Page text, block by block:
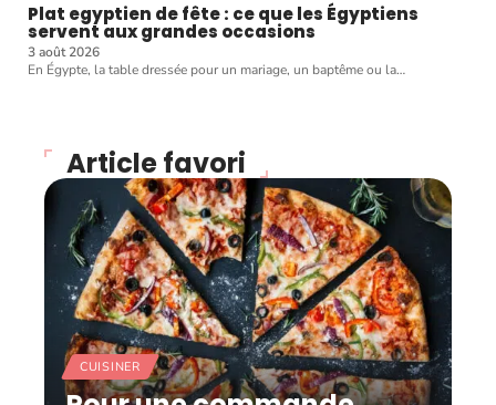
Plat egyptien de fête : ce que les Égyptiens
servent aux grandes occasions
3 août 2026
En Égypte, la table dressée pour un mariage, un baptême ou la…
Article favori
CUISINER